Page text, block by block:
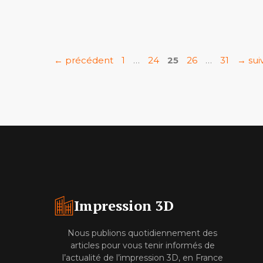
← précédent Page
1 … Page
24 Page
25 Page
26 … Page
31 →
Impression 3D
Nous publions quotidiennement des
articles pour vous tenir informés de
l’actualité de l’impression 3D, en France